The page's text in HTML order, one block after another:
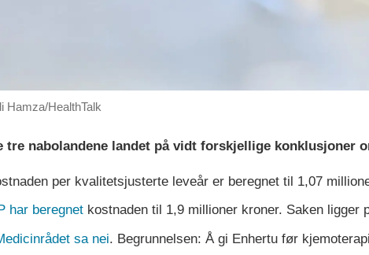
Hamza/HealthTalk
tre nabolandene landet på vidt forskjellige konklusjoner
per kvalitetsjusterte leveår er beregnet til 1,07
har beregnet kostnaden til 1,9 millioner kroner. Saken ligger
sa nei. Begrunnelsen: Å gi Enhertu før